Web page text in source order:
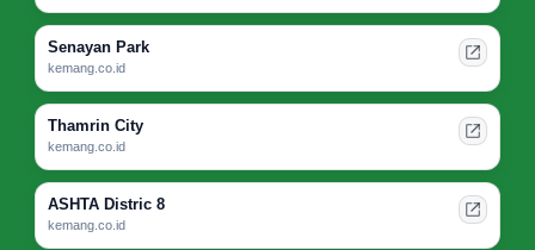
Senayan Park
kemang.co.id
Thamrin City
kemang.co.id
ASHTA Distric 8
kemang.co.id